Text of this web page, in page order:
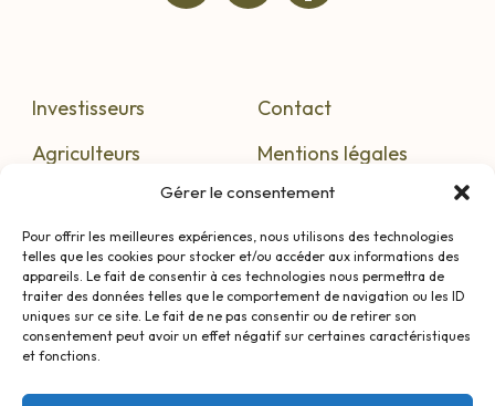
Gérer le consentement
Pour offrir les meilleures expériences, nous utilisons des technologies
telles que les cookies pour stocker et/ou accéder aux informations des
appareils. Le fait de consentir à ces technologies nous permettra de
traiter des données telles que le comportement de navigation ou les ID
uniques sur ce site. Le fait de ne pas consentir ou de retirer son
consentement peut avoir un effet négatif sur certaines caractéristiques
et fonctions.
Investisseurs
Agriculteurs
Contact
Mentions légales
Confidentialité
AVERTISSEMENT : Investir au sein de GFV/GFA n’est pas
sans risque, notamment celui de ne pas recevoir les
intérêts attendus ou de perdre une partie, voire la totalité